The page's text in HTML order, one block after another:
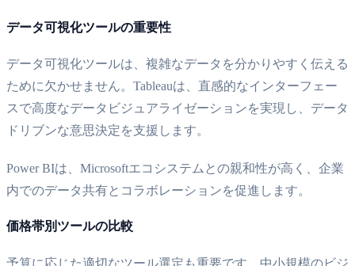
データ可視化ツールの重要性
データ可視化ツールは、複雑なデータを分かりやすく伝える
ために欠かせません。Tableauは、直感的なインターフェー
スで高度なデータビジュアライゼーションを実現し、データ
ドリブンな意思決定を支援します。
Power BIは、Microsoftエコシステムとの親和性が高く、企業
内でのデータ共有とコラボレーションを促進します。
価格帯別ツールの比較
予算に応じた適切なツール選定も重要です。中小規模のビジ